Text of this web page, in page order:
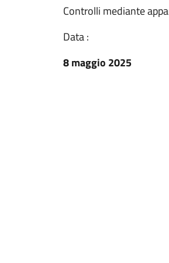
Controlli mediante
Data :
8 maggio 2025